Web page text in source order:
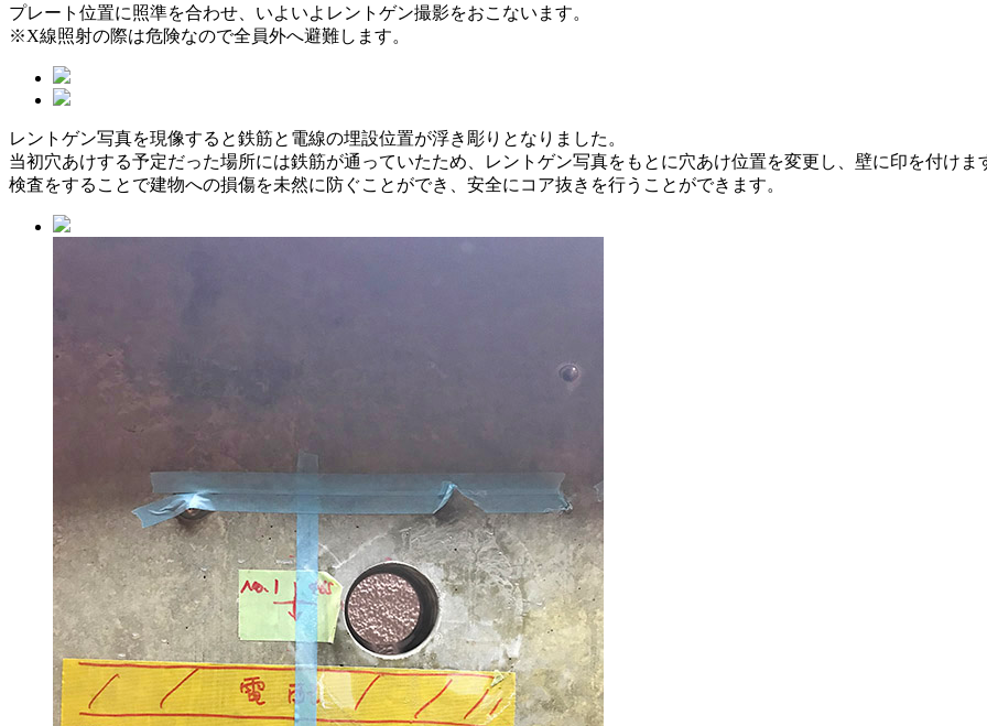
プレート位置に照準を合わせ、いよいよレントゲン撮影をおこないます。
※X線照射の際は危険なので全員外へ避難します。
レントゲン写真を現像すると鉄筋と電線の埋設位置が浮き彫りとなりました。
当初穴あけする予定だった場所には鉄筋が通っていたため、レントゲン写真をもとに穴あけ位置を変更し、壁に印を付けま
検査をすることで建物への損傷を未然に防ぐことができ、安全にコア抜きを行うことができます。